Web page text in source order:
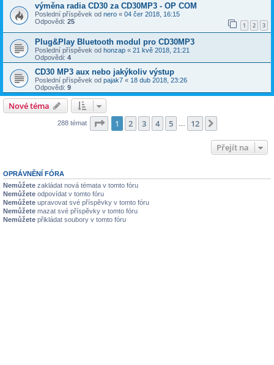
výměna radia CD30 za CD30MP3 - OP COM
Poslední příspěvek od nero « 04 čer 2018, 16:15
Odpovědi: 25 1 2 3
Plug&Play Bluetooth modul pro CD30MP3
Poslední příspěvek od honzap « 21 kvě 2018, 21:21
Odpovědi: 4
CD30 MP3 aux nebo jakýkoliv výstup
Poslední příspěvek od pajak7 « 18 dub 2018, 23:26
Odpovědi: 9
Nové téma
288 témat Stránka z 12
1 2 3 4 5 12
Přejít na
OPRÁVNĚNÍ FÓRA
Nemůžete zakládat nová témata v tomto fóru
Nemůžete odpovídat v tomto fóru
Nemůžete upravovat své příspěvky v tomto fóru
Nemůžete mazat své příspěvky v tomto fóru
Nemůžete přikládat soubory v tomto fóru